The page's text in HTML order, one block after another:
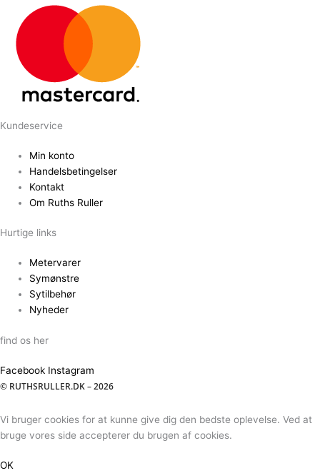
Kundeservice
Min konto
Handelsbetingelser
Kontakt
Om Ruths Ruller
Hurtige links
Metervarer
Symønstre
Sytilbehør
Nyheder
find os her
Facebook Instagram
© RUTHSRULLER.DK – 2026
Vi bruger cookies for at kunne give dig den bedste oplevelse. Ved at
bruge vores side accepterer du brugen af cookies.
OK